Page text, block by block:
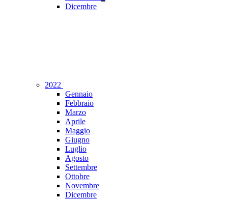
Dicembre
2022
Gennaio
Febbraio
Marzo
Aprile
Maggio
Giugno
Luglio
Agosto
Settembre
Ottobre
Novembre
Dicembre